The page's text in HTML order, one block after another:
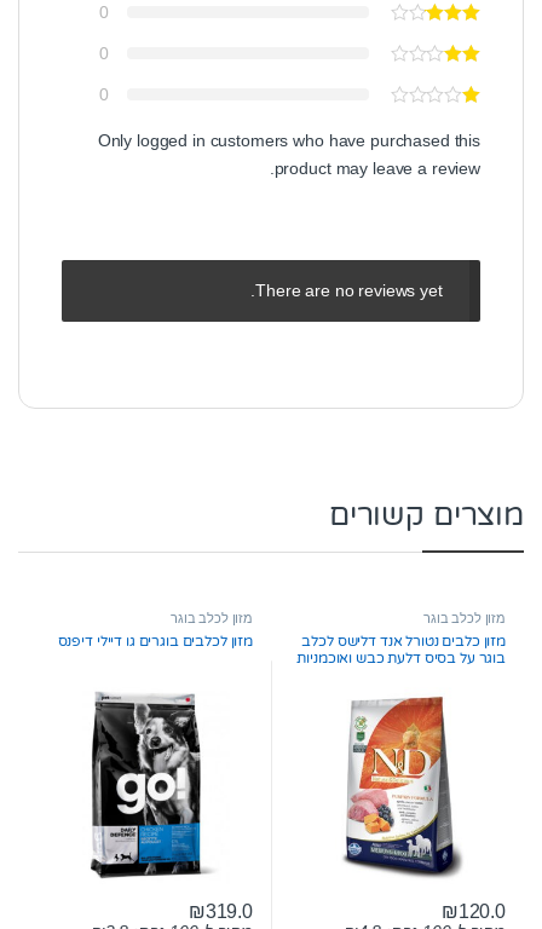
0
0
0
Only logged in customers who have purchased this
product may leave a review.
There are no reviews yet.
מוצרים קשורים
מזון לכלב בוגר
מזון כלבים נטורל אנד דלישס לכלב
בוגר על בסיס דלעת כבש ואוכמניות
₪120.0
מזון לכלב בוגר
מזון לכלבים בוגרים גו דיילי דיפנס
₪319.0